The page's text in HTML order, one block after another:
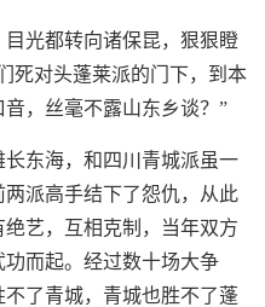
光都转向诸保昆，狠狠瞪
死对头蓬莱派的门下，到本
，丝毫不露山东乡谈？”
东海，和四川青城派虽一
派高手结下了怨仇，从此
艺，互相克制，当年双方
而起。经过数十场大争
了青城，青城也胜不了蓬